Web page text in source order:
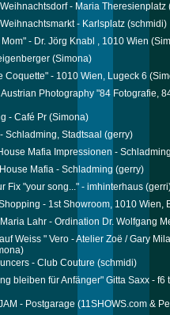
- Maria Theresienplatz
- Karlsplatz (schmidi)
- Dr. Jörg Knabl , 1010 Wien
(Simona)
Coquette" - 1010 Wien, Lugeck 6
Photography "84 Fotografie,
- Café Pr (Simona)
Schladming, Stadtsaal (gerry)
Mafia Impressionen - Schladming
Mafia - Schladming (gerry)
Fix "your song..." - imhinterhaus
- 1st Showroom, 1010 Wien,
Lahr - Ordination Dr. Wolfgang
Weiss " Vero - Atelier Zoë / Gary
- Club Couture (schmidi)
bleiben für Anfänger" Gitta Saxx - f6
- Postgarage (11SHOWS.com &